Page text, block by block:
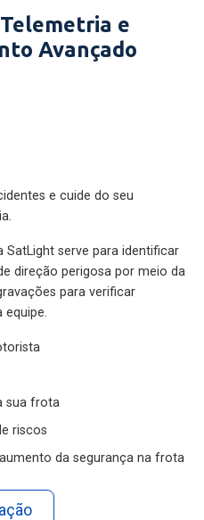
e
Avançado
e cuide do seu
serve para identificar
direção perigosa por meio da
para verificar
equipe.
sua frota
riscos
da segurança na frota